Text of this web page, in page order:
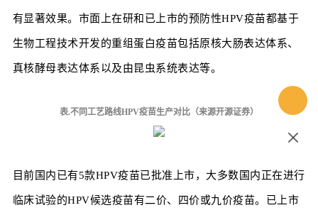
有显著效果。市面上在研和已上市的预防性HPV疫苗都基于
生物工程技术开发的重组蛋白疫苗包括原核大肠表达体系、
真核酵母表达体系以及由昆虫系统表达等。
表.不同工艺路线HPV疫苗生产对比（来源开源证券）
目前国内已有5款HPV疫苗已批准上市，大多数国内正在进行
临床试验的HPV候选疫苗有二价、四价或九价疫苗。已上市